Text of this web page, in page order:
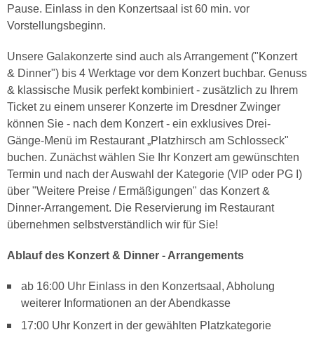
Pause. Einlass in den Konzertsaal ist 60 min. vor
Vorstellungsbeginn.
Unsere Galakonzerte sind auch als Arrangement ("Konzert
& Dinner") bis 4 Werktage vor dem Konzert buchbar. Genuss
& klassische Musik perfekt kombiniert - zusätzlich zu Ihrem
Ticket zu einem unserer Konzerte im Dresdner Zwinger
können Sie - nach dem Konzert - ein exklusives Drei-
Gänge-Menü im Restaurant „Platzhirsch am Schlosseck"
buchen. Zunächst wählen Sie Ihr Konzert am gewünschten
Termin und nach der Auswahl der Kategorie (VIP oder PG I)
über "Weitere Preise / Ermäßigungen" das Konzert &
Dinner-Arrangement. Die Reservierung im Restaurant
übernehmen selbstverständlich wir für Sie!
Ablauf des Konzert & Dinner - Arrangements
ab 16:00 Uhr Einlass in den Konzertsaal, Abholung
weiterer Informationen an der Abendkasse
17:00 Uhr Konzert in der gewählten Platzkategorie